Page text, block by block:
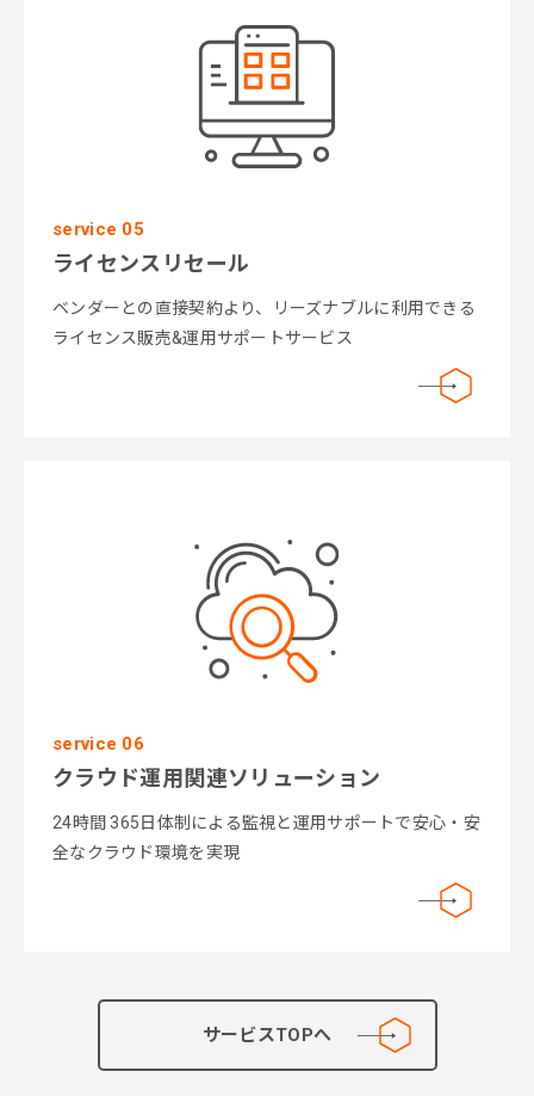
service 05
ライセンスリセール
ベンダーとの直接契約より、リーズナブルに利用できる
ライセンス販売&運用サポートサービス
service 06
クラウド運用関連ソリューション
24時間 365日体制による監視と運用サポートで安心・安
全なクラウド環境を実現
サービスTOPへ